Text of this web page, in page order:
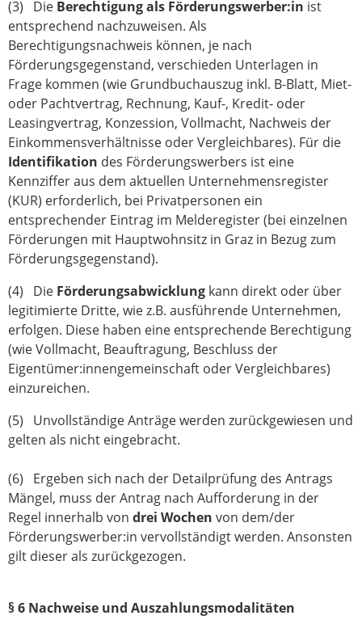
(3) Die Berechtigungals Förderungswerber:in ist
entsprechend nachzuweisen. Als
Berechtigungsnachweis können, je nach
Förderungsgegenstand, verschieden Unterlagen in
Frage kommen (wie Grundbuchauszug inkl. B-Blatt, Miet-
oder Pachtvertrag, Rechnung, Kauf-, Kredit- oder
Leasingvertrag, Konzession, Vollmacht, Nachweis der
Einkommensverhältnisse oder Vergleichbares). Für die
Identifikation des Förderungswerbers ist eine
Kennziffer aus dem aktuellen Unternehmensregister
(KUR) erforderlich, bei Privatpersonen ein
entsprechender Eintrag im Melderegister (bei einzelnen
Förderungen mit Hauptwohnsitz in Graz in Bezug zum
Förderungsgegenstand).
(4) Die Förderungsabwicklung kann direkt oder über
legitimierte Dritte, wie z.B. ausführende Unternehmen,
erfolgen. Diese haben eine entsprechende Berechtigung
(wie Vollmacht, Beauftragung, Beschluss der
Eigentümer:innengemeinschaft oder Vergleichbares)
einzureichen.
(5) Unvollständige Anträge werden zurückgewiesen und
gelten als nicht eingebracht.
(6) Ergeben sich nach der Detailprüfung des Antrags
Mängel, muss der Antrag nach Aufforderung in der
Regel innerhalb von drei Wochen von dem/der
Förderungswerber:in vervollständigt werden. Ansonsten
gilt dieser als zurückgezogen. ­
§ 6 Nachweise und Auszahlungsmodalitäten